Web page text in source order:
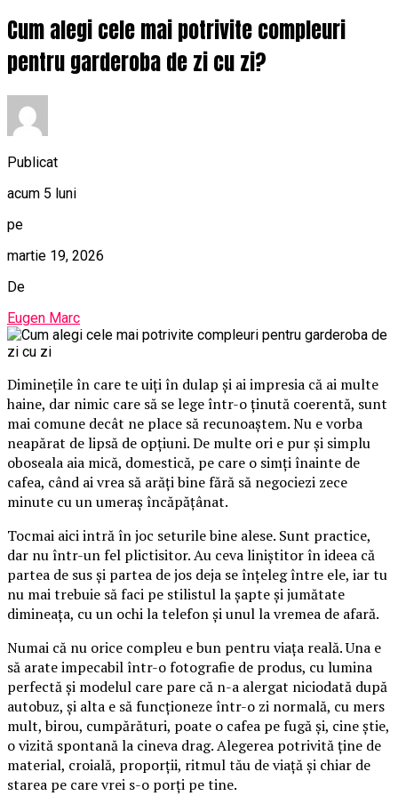
Cum alegi cele mai potrivite compleuri
pentru garderoba de zi cu zi?
Publicat
acum 5 luni
pe
martie 19, 2026
De
Eugen Marc
Diminețile în care te uiți în dulap și ai impresia că ai multe
haine, dar nimic care să se lege într-o ținută coerentă, sunt
mai comune decât ne place să recunoaștem. Nu e vorba
neapărat de lipsă de opțiuni. De multe ori e pur și simplu
oboseala aia mică, domestică, pe care o simți înainte de
cafea, când ai vrea să arăți bine fără să negociezi zece
minute cu un umeraș încăpățânat.
Tocmai aici intră în joc seturile bine alese. Sunt practice,
dar nu într-un fel plictisitor. Au ceva liniștitor în ideea că
partea de sus și partea de jos deja se înțeleg între ele, iar tu
nu mai trebuie să faci pe stilistul la șapte și jumătate
dimineața, cu un ochi la telefon și unul la vremea de afară.
Numai că nu orice compleu e bun pentru viața reală. Una e
să arate impecabil într-o fotografie de produs, cu lumina
perfectă și modelul care pare că n-a alergat niciodată după
autobuz, și alta e să funcționeze într-o zi normală, cu mers
mult, birou, cumpărături, poate o cafea pe fugă și, cine știe,
o vizită spontană la cineva drag. Alegerea potrivită ține de
material, croială, proporții, ritmul tău de viață și chiar de
starea pe care vrei s-o porți pe tine.